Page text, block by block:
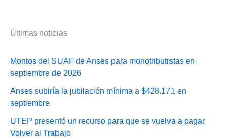
Últimas noticias
Montos del SUAF de Anses para monotributistas en
septiembre de 2026
Anses subiría la jubilación mínima a $428.171 en
septiembre
UTEP presentó un recurso para que se vuelva a pagar
Volver al Trabajo